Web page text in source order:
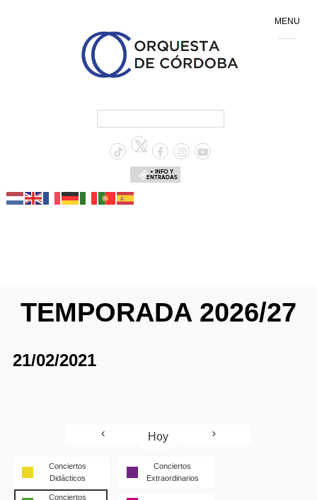
+ INFO Y
ENTRADAS
TEMPORADA 2026/27
21/02/2021
Hoy
Conciertos
Didácticos
Conciertos
Extraordinarios
Conciertos
MENU